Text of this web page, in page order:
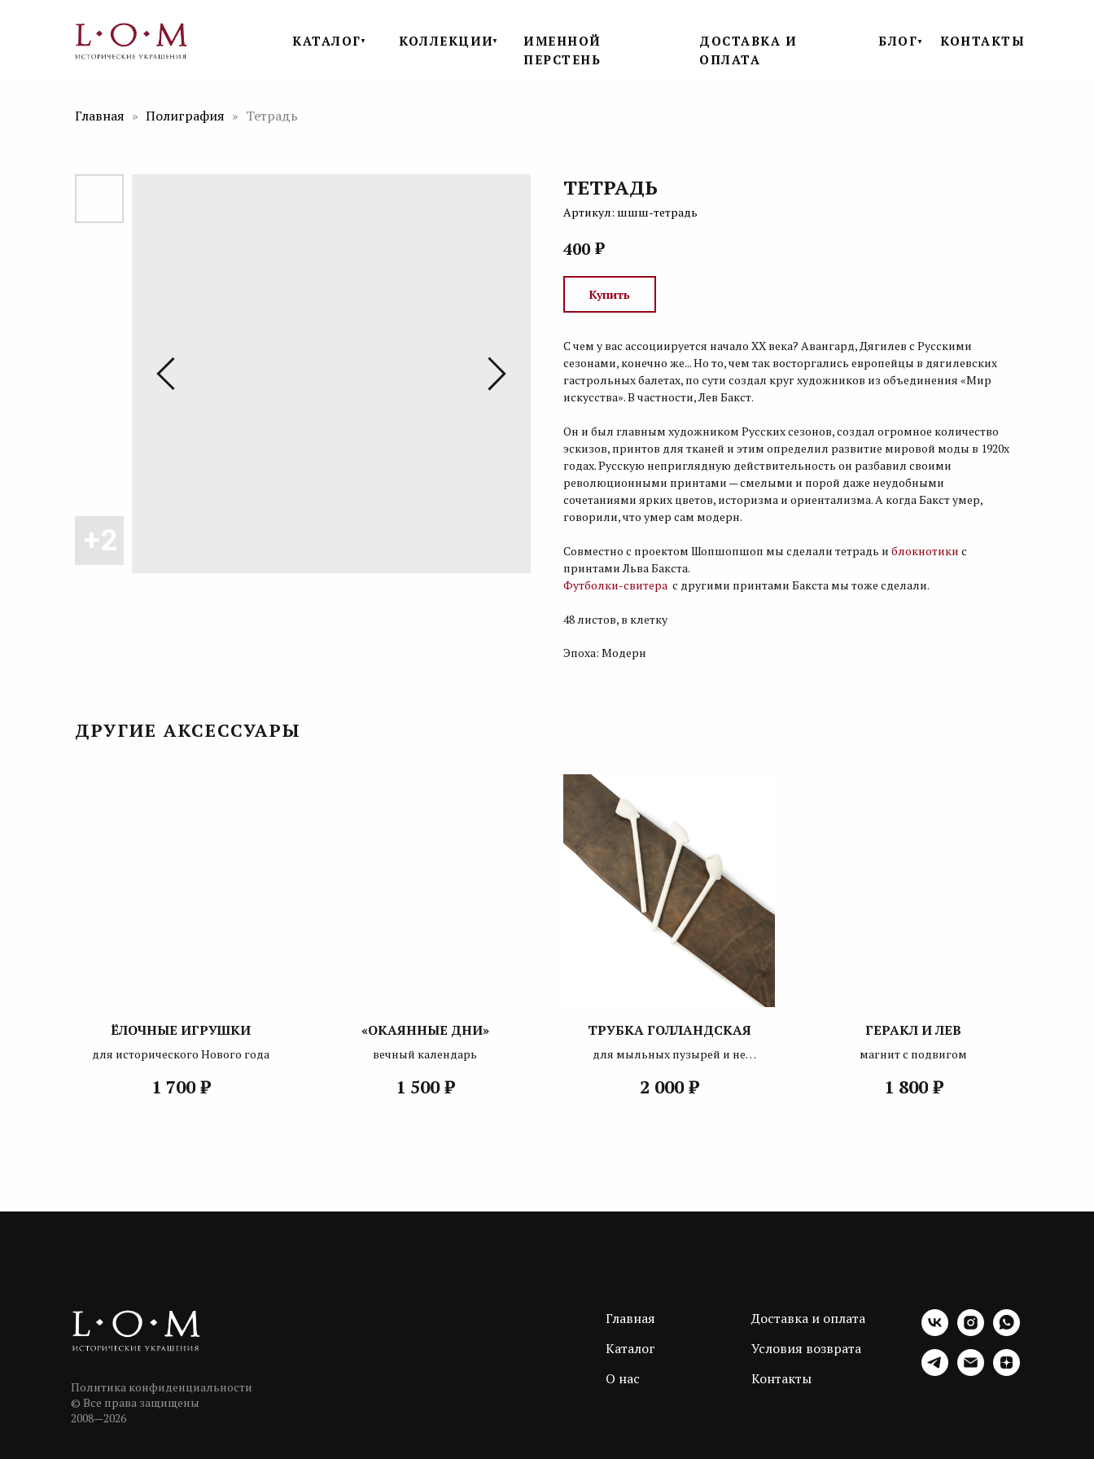
БЛОГ
ДОСТАВКА И
ОПЛАТА
КОНТАКТЫ
КАТАЛОГ▼ ▼
КОЛЛЕКЦИИ▼
ИМЕННОЙ
ПЕРСТЕНЬ
Главная Полиграфия Тетрадь
ТЕТРАДЬ
Артикул: шшш-тетрадь
400 ₽
Купить
С чем у вас ассоциируется начало XX века? Авангард, Дягилев с Русскими
сезонами, конечно же... Но то, чем так восторгались европейцы в дягилевских
гастроль­ных балетах, по сути создал круг художников из объедине­ния «Мир
искусства». В частности, Лев Бакст.
Он и был главным художником Русских сезонов, создал огромное количество
эскизов, принтов для тканей и этим определил развитие мировой моды в 1920х
годах. Русскую неприглядную действительность он разбавил своими
революционными принтами — смелыми и порой даже неудобными
сочетаниями ярких цветов, историзма и ориентализма. А когда Бакст умер,
говорили, что умер сам модерн.
Совместно с проектом Шопшопшоп мы сделали тетрадь и блокнотики с
принтами Льва Бакста.
Футболки-свитера с другими принтами Бакста мы тоже сделали.
48 листов, в клетку
Эпоха: Модерн
ДРУГИЕ АКСЕССУАРЫ
ЁЛОЧНЫЕ ИГРУШКИ
для исторического Нового года
1 700 ₽
«ОКАЯННЫЕ ДНИ»
вечный календарь
1 500 ₽
ТРУБКА ГОЛЛАНДСКАЯ
для мыльных пузырей и не
2 000 ₽
ГЕРАКЛ И ЛЕВ
магнит с подвигом
1 800 ₽
Политика конфиденциальности
© Все права защищены
2008—2026
Главная
Каталог
О нас
Доставка и оплата
Условия возврата
Контакты